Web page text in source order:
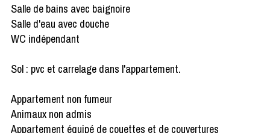
Salle de bains avec baignoire
Salle d'eau avec douche
WC indépendant
Sol : pvc et carrelage dans l'appartement.
Appartement non fumeur
Animaux non admis
Appartement équipé de couettes et de couvertures